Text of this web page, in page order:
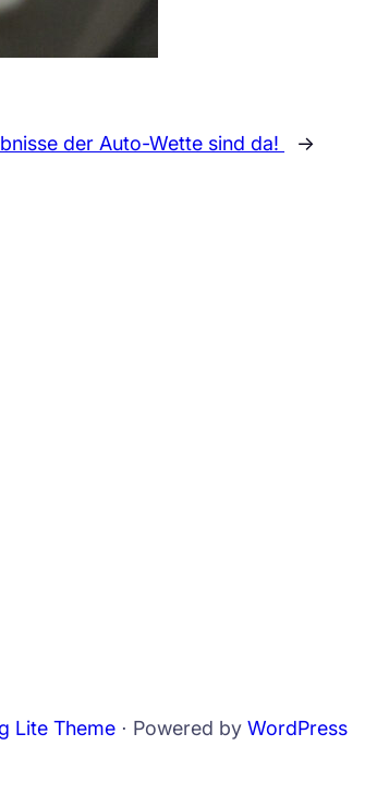
der Auto-Wette sind da! →
Lite Theme ⋅ Powered byWordPress